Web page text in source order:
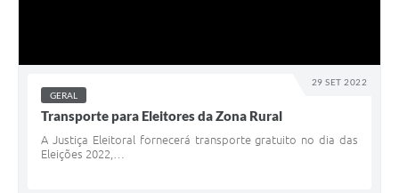
29 SET 2022
GERAL
Transporte para Eleitores da Zona Rural
A Justiça Eleitoral fornecerá transporte gratuito no dia das
Eleições 2022,…